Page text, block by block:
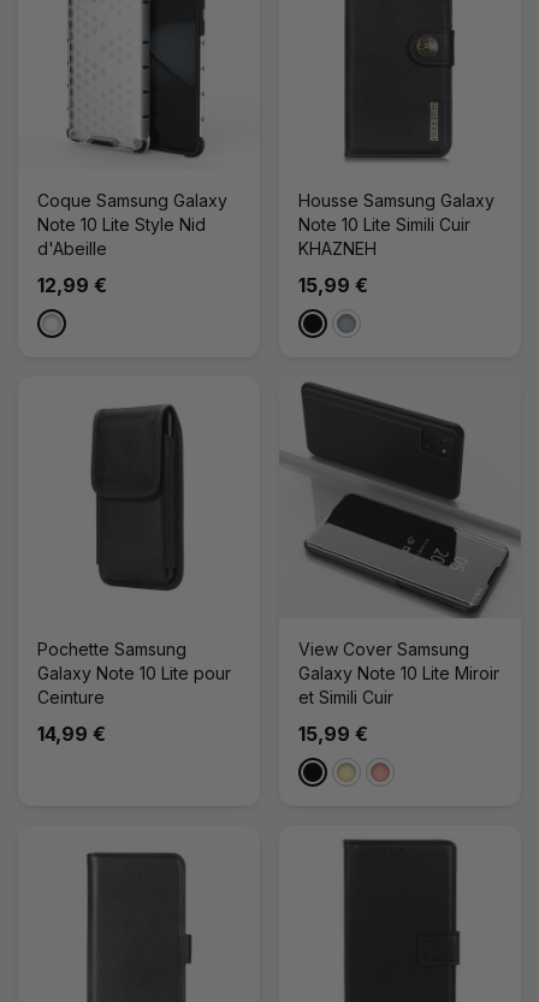
Coque Samsung Galaxy
Note 10 Lite Style Nid
d'Abeille
12,99 €
Blanc
Housse Samsung Galaxy
Note 10 Lite Simili Cuir
KHAZNEH
15,99 €
NoirGris
Pochette Samsung
Galaxy Note 10 Lite pour
Ceinture
14,99 €
View Cover Samsung
Galaxy Note 10 Lite Miroir
et Simili Cuir
15,99 €
NoirDoréOr Rose